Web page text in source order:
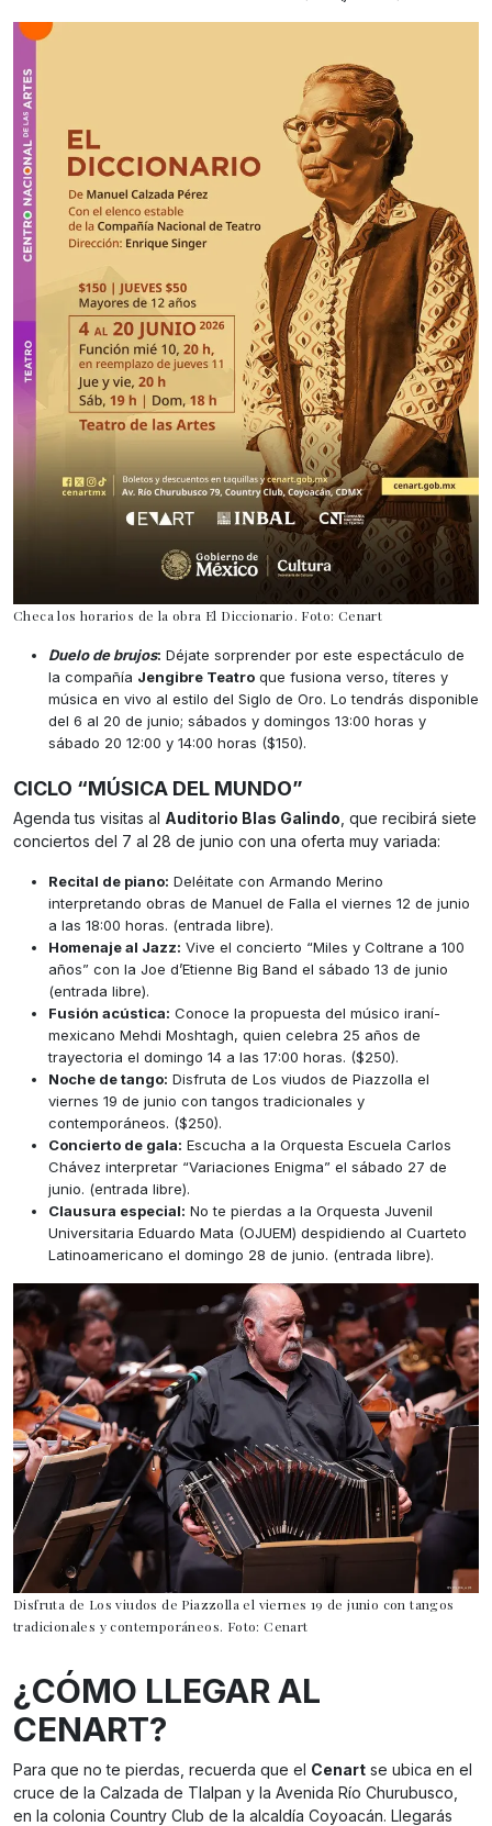
Checa los horarios de la obra El Diccionario. Foto: Cenart
Duelo de brujos: Déjate sorprender por este espectáculo de
la compañía Jengibre Teatro que fusiona verso, títeres y
música en vivo al estilo del Siglo de Oro. Lo tendrás disponible
del 6 al 20 de junio; sábados y domingos 13:00 horas y
sábado 20 12:00 y 14:00 horas ($150).
CICLO “MÚSICA DEL MUNDO”
Agenda tus visitas al Auditorio Blas Galindo , que recibirá siete
conciertos del 7 al 28 de junio con una oferta muy variada:
Recital de piano: Deléitate con Armando Merino
interpretando obras de Manuel de Falla el viernes 12 de junio
a las 18:00 horas. (entrada libre).
Homenaje al Jazz: Vive el concierto “Miles y Coltrane a 100
años” con la Joe d’Etienne Big Band el sábado 13 de junio
(entrada libre).
Fusión acústica: Conoce la propuesta del músico iraní-
mexicano Mehdi Moshtagh, quien celebra 25 años de
trayectoria el domingo 14 a las 17:00 horas. ($250).
Noche de tango: Disfruta de Los viudos de Piazzolla el
viernes 19 de junio con tangos tradicionales y
contemporáneos. ($250).
Concierto de gala: Escucha a la Orquesta Escuela Carlos
Chávez interpretar “Variaciones Enigma” el sábado 27 de
junio. (entrada libre).
Clausura especial: No te pierdas a la Orquesta Juvenil
Universitaria Eduardo Mata (OJUEM) despidiendo al Cuarteto
Latinoamericano el domingo 28 de junio. (entrada libre).
Disfruta de Los viudos de Piazzolla el viernes 19 de junio con tangos
tradicionales y contemporáneos. Foto: Cenart
¿CÓMO LLEGAR AL
CENART?
Para que no te pierdas, recuerda que el Cenart se ubica en el
cruce de la Calzada de Tlalpan y la Avenida Río Churubusco,
en la colonia Country Club de la alcaldía Coyoacán. Llegarás